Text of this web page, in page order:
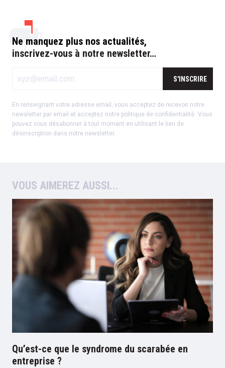
Ne manquez plus nos actualités,
inscrivez-vous à notre newsletter…
S'INSCRIRE
En renseignant votre adresse email, vous acceptez de recevoir notre
newsletter par email et acceptez notre politique de confidentialité Vous
pouvez vous désabonner à tout moment en utilisant le lien de
désinscription dans notre newsletter.
VOUS AIMEREZ AUSSI
Qu’est-ce que le syndrome du scarabée en
entreprise ?